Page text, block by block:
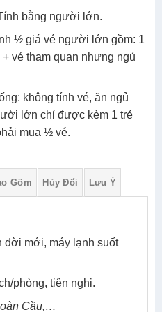
bằng người lớn.
½ giá vé người lớn gồm: 1
vé tham quan nhưng ngủ
không tính vé, ăn ngủ
lớn chỉ được kèm 1 trẻ
mua ½ vé.
Gồm Hủy Đổi Lưu Ý
đời mới, máy lạnh suốt
phòng, tiện nghi.
Cầu,…